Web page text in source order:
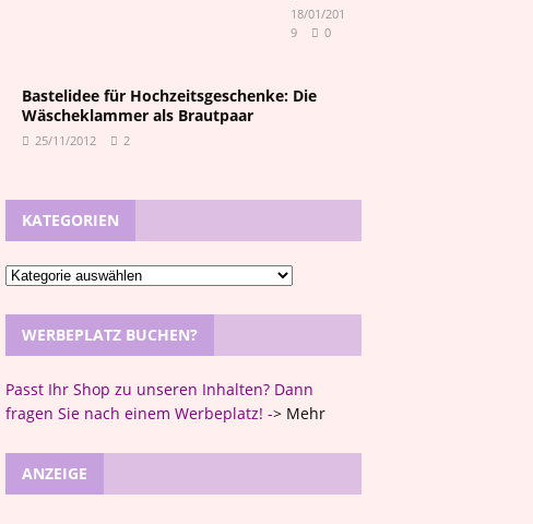
18/01/201
9
0
Bastelidee für Hochzeitsgeschenke: Die
Wäscheklammer als Brautpaar
25/11/2012 2
KATEGORIEN
WERBEPLATZ BUCHEN?
Passt Ihr Shop zu unseren Inhalten? Dann
fragen Sie nach einem Werbeplatz! -> Mehr
ANZEIGE